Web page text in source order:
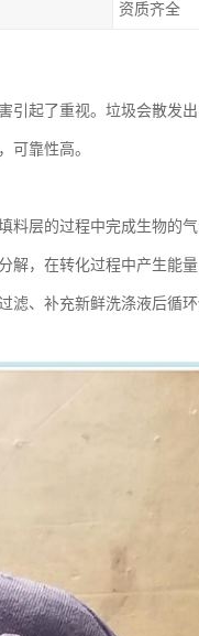
资质齐全
引起了重视。垃圾会散发
可靠性高。
料层的过程中完成生物的
解，在转化过程中产生能
滤、补充新鲜洗涤液后循